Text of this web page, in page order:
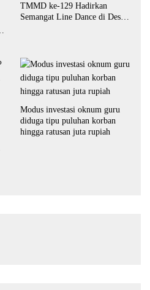
TMMD ke-129 Hadirkan
Semangat Line Dance di Desa
Modus investasi oknum guru
diduga tipu puluhan korban
hingga ratusan juta rupiah